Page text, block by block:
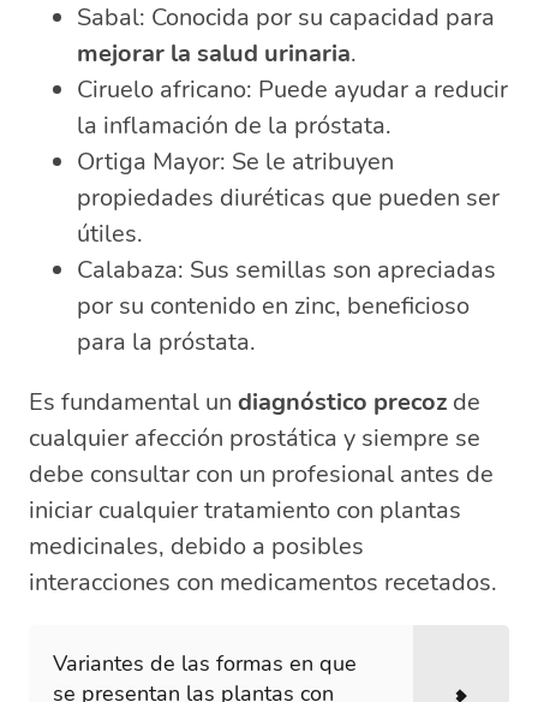
Sabal: Conocida por su capacidad para
mejorar la salud urinaria.
Ciruelo africano: Puede ayudar a reducir
la inflamación de la próstata.
Ortiga Mayor: Se le atribuyen
propiedades diuréticas que pueden ser
útiles.
Calabaza: Sus semillas son apreciadas
por su contenido en zinc, beneficioso
para la próstata.
Es fundamental un diagnóstico precoz de
cualquier afección prostática y siempre se
debe consultar con un profesional antes de
iniciar cualquier tratamiento con plantas
medicinales, debido a posibles
interacciones con medicamentos recetados.
Variantes de las formas en que
se presentan las plantas con